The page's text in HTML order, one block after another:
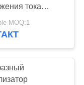
тока
на
MOQ:1